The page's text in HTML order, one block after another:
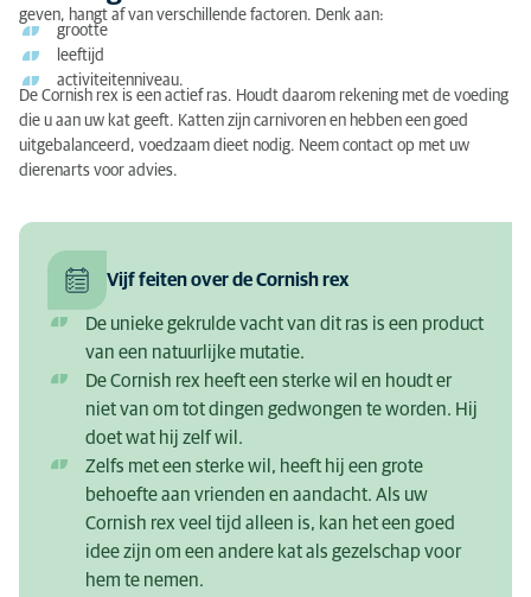
geven, hangt af van verschillende factoren. Denk aan:
grootte
leeftijd
activiteitenniveau.
De Cornish rex is een actief ras. Houdt daarom rekening met de voeding
die u aan uw kat geeft. Katten zijn carnivoren en hebben een goed
uitgebalanceerd, voedzaam dieet nodig. Neem contact op met uw
dierenarts voor advies.
Vijf feiten over de Cornish rex
De unieke gekrulde vacht van dit ras is een product
van een natuurlijke mutatie.
De Cornish rex heeft een sterke wil en houdt er
niet van om tot dingen gedwongen te worden. Hij
doet wat hij zelf wil.
Zelfs met een sterke wil, heeft hij een grote
behoefte aan vrienden en aandacht. Als uw
Cornish rex veel tijd alleen is, kan het een goed
idee zijn om een ​​andere kat als gezelschap voor
hem te nemen.